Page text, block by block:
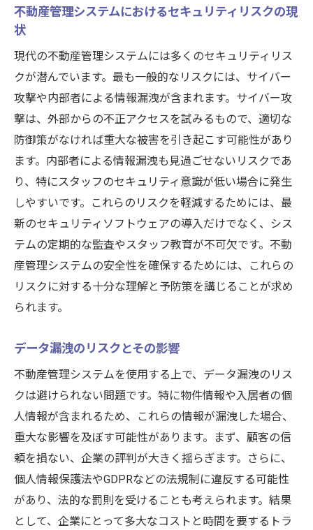
クラウドベースのセキュリティソリューシ
ブロックチェーン技術のセキュリティ応用
ゼロトラストセキュリティモデルの採用
IoTデバイスとそのセキュリティ対策
GDPRと他の国際的なデータ保護規制への対
応
個人情報保護法とその遵守
データ匿名化技術の導入
定期的なデータバックアップの実施
情報漏洩時の対応策と緊急計画
入居者情報の安全な管理方法
セキュリティ機能のチェックリスト
ユーザーの口コミと評価を参考にする
導入前のセキュリティテストの実施
サポート体制とセキュリティアップデート
の頻度
費用対効果の分析と最適な選択
不動産管理システムにおけるセキュリティリスクの現
状
現代の不動産管理システムには多くのセキュリティリス
クが潜んでいます。最も一般的なリスクには、サイバー
攻撃や内部者による情報漏洩が含まれます。サイバー攻
撃は、外部からの不正アクセスを試みるもので、適切な
防御策がなければ重大な被害を引き起こす可能性があり
ます。内部者による情報漏洩も見過ごせないリスクであ
り、特にスタッフのセキュリティ意識が低い場合に発生
しやすいです。これらのリスクを軽減するためには、最
新のセキュリティソフトウェアの導入だけでなく、シス
テムの定期的な監査やスタッフ教育が不可欠です。不動
産管理システムの安全性を確保するためには、これらの
リスクに対する十分な理解と予防策を講じることが求め
られます。
データ漏洩のリスクとその影響
不動産管理システムを使用する上で、データ漏洩のリス
クは避けられない問題です。特に物件情報や入居者の個
人情報が含まれるため、これらの情報が漏洩した場合、
重大な影響を及ぼす可能性があります。まず、顧客の信
頼を損ない、企業の評判が大きく揺らぎます。さらに、
個人情報保護法やGDPRなどの法規制に違反する可能性
があり、法的な罰則を受けることも考えられます。結果
として、企業にとって多大なコストと時間を要するトラ